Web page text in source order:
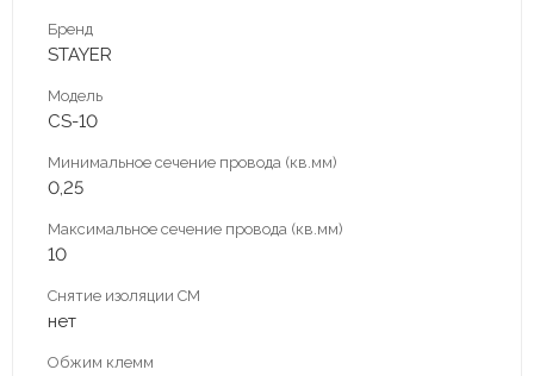
Бренд
STAYER
Модель
CS-10
Минимальное сечение провода (кв.мм)
0,25
Максимальное сечение провода (кв.мм)
10
Снятие изоляции СМ
нет
Обжим клемм